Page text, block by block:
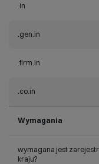
.in
.gen.in
.firm.in
.co.in
Wymagania
wymagana jest
kraju?